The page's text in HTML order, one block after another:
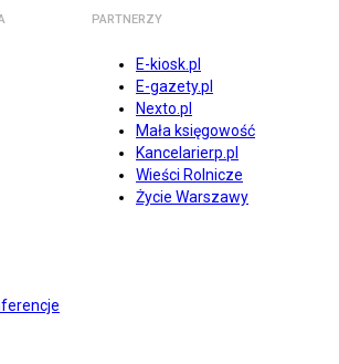
PARTNERZY
E-kiosk.pl
E-gazety.pl
Nexto.pl
Mała księgowość
Kancelarierp.pl
Wieści Rolnicze
Życie Warszawy